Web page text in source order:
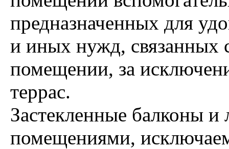
предназначенных для
и иных нужд, связанных
помещении, за
террас.
Застекленные балконы
помещениями,